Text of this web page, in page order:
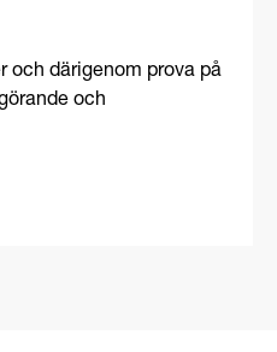
och därigenom prova på
och